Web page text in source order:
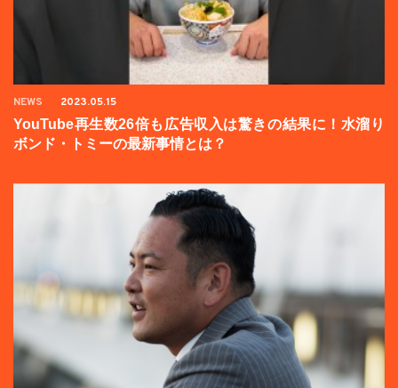
NEWS 2023.05.15
YouTube再生数26倍も広告収入は驚きの結果に！水溜り
ボンド・トミーの最新事情とは？